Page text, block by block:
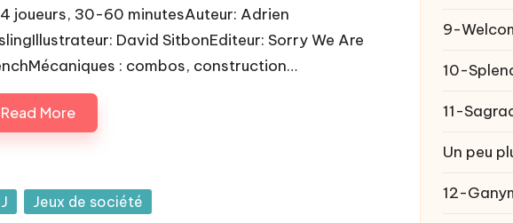
joueurs, 30-60 minutesAuteur: Adrien
David SitbonEditeur: Sorry We Are
: combos, construction…
Read More
Jeux de société
9-
10-
11-
Un peu
12-